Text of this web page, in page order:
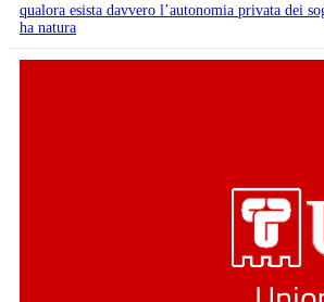
qualora esista davvero l’autonomia privata dei
ha natura